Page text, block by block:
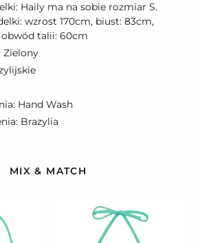
Haily ma na sobie rozmiar S.
wzrost 170cm, biust: 83cm,
talii: 60cm
Zielony
Hand Wash
Brazylia
MIX & MATCH